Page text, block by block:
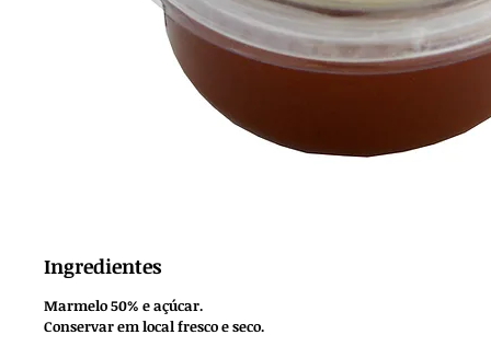
Ingredientes
Marmelo 50% e açúcar.
Conservar em local fresco e seco.